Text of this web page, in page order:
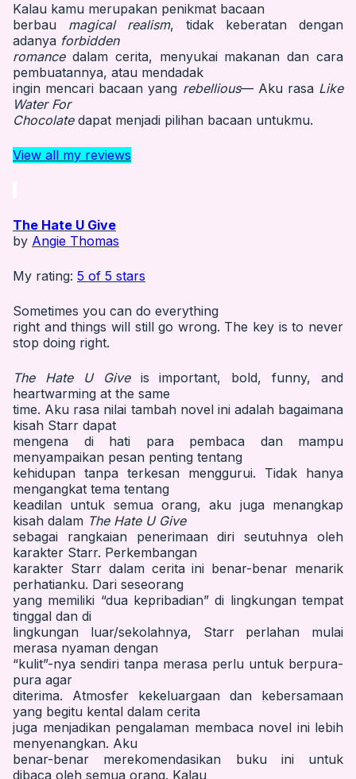
Kalau kamu merupakan penikmat bacaan
berbau magical realism, tidak keberatan dengan
adanya forbidden
romancedalam cerita, menyukai makanan dan cara
pembuatannya, atau mendadak
ingin mencari bacaan yang rebellious— Aku rasa Like
Water For
Chocolatedapat menjadi pilihan bacaan untukmu.
View all my reviews
The Hate U Give
by Angie Thomas
My rating: 5 of 5 stars
Sometimes you can do everything
right and things will still go wrong. The key is to never
stop doing right.
The Hate U Giveis important, bold, funny, and
heartwarming at the same
time. Aku rasa nilai tambah novel ini adalah bagaimana
kisah Starr dapat
mengena di hati para pembaca dan mampu
menyampaikan pesan penting tentang
kehidupan tanpa terkesan menggurui. Tidak hanya
mengangkat tema tentang
keadilan untuk semua orang, aku juga menangkap
kisah dalam The Hate U Give
sebagai rangkaian penerimaan diri seutuhnya oleh
karakter Starr. Perkembangan
karakter Starr dalam cerita ini benar-benar menarik
perhatianku. Dari seseorang
yang memiliki “dua kepribadian” di lingkungan tempat
tinggal dan di
lingkungan luar/sekolahnya, Starr perlahan mulai
merasa nyaman dengan
“kulit”-nya sendiri tanpa merasa perlu untuk berpura-
pura agar
diterima. Atmosfer kekeluargaan dan kebersamaan
yang begitu kental dalam cerita
juga menjadikan pengalaman membaca novel ini lebih
menyenangkan. Aku
benar-benar merekomendasikan buku ini untuk
dibaca oleh semua orang. Kalau